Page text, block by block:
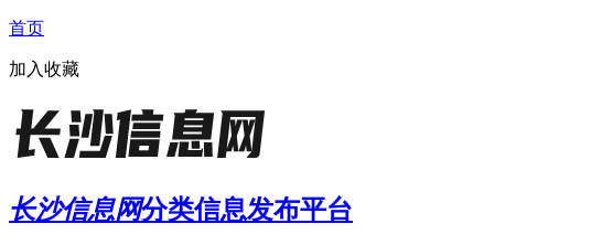
首页
加入收藏
长沙信息网分类信息发布平台